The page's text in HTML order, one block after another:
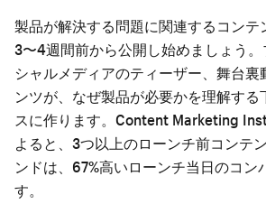
製品が解決する問題に関連するコンテ
3〜4週間前から公開し始めましょう
シャルメディアのティーザー、舞台裏
ンツが、なぜ製品が必要かを理解する
スに作ります。Content Marketing
よると、3つ以上のローンチ前コンテ
ンドは、67%高いローンチ当日のコン
す。